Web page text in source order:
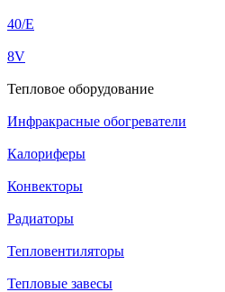
40/E
8V
Тепловое оборудование
Инфракрасные обогреватели
Калориферы
Конвекторы
Радиаторы
Тепловентиляторы
Тепловые завесы